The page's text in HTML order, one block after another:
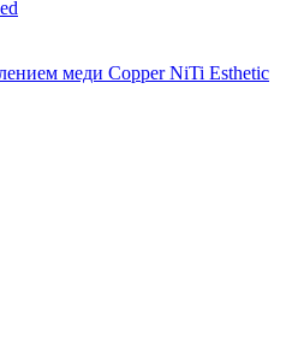
меди Copper NiTi Esthetic